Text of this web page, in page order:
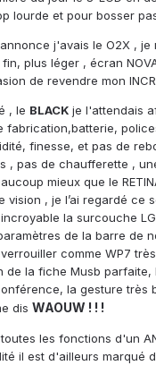
lourde et pour bosser
j'avais le O2X , je
plus léger , écran
de revendre mon
, le BLACK je l'attendais
fabrication,batterie,
finesse, et pas de
, pas de chaufferette ,
mieux que le
vision , je l’ai regardé ce
la surcouche
de la barre de
comme WP7
de la fiche Musb parfaite,
la gesture très
dis WAOUW ! ! !
les fonctions d'un
il est d'ailleurs marqué